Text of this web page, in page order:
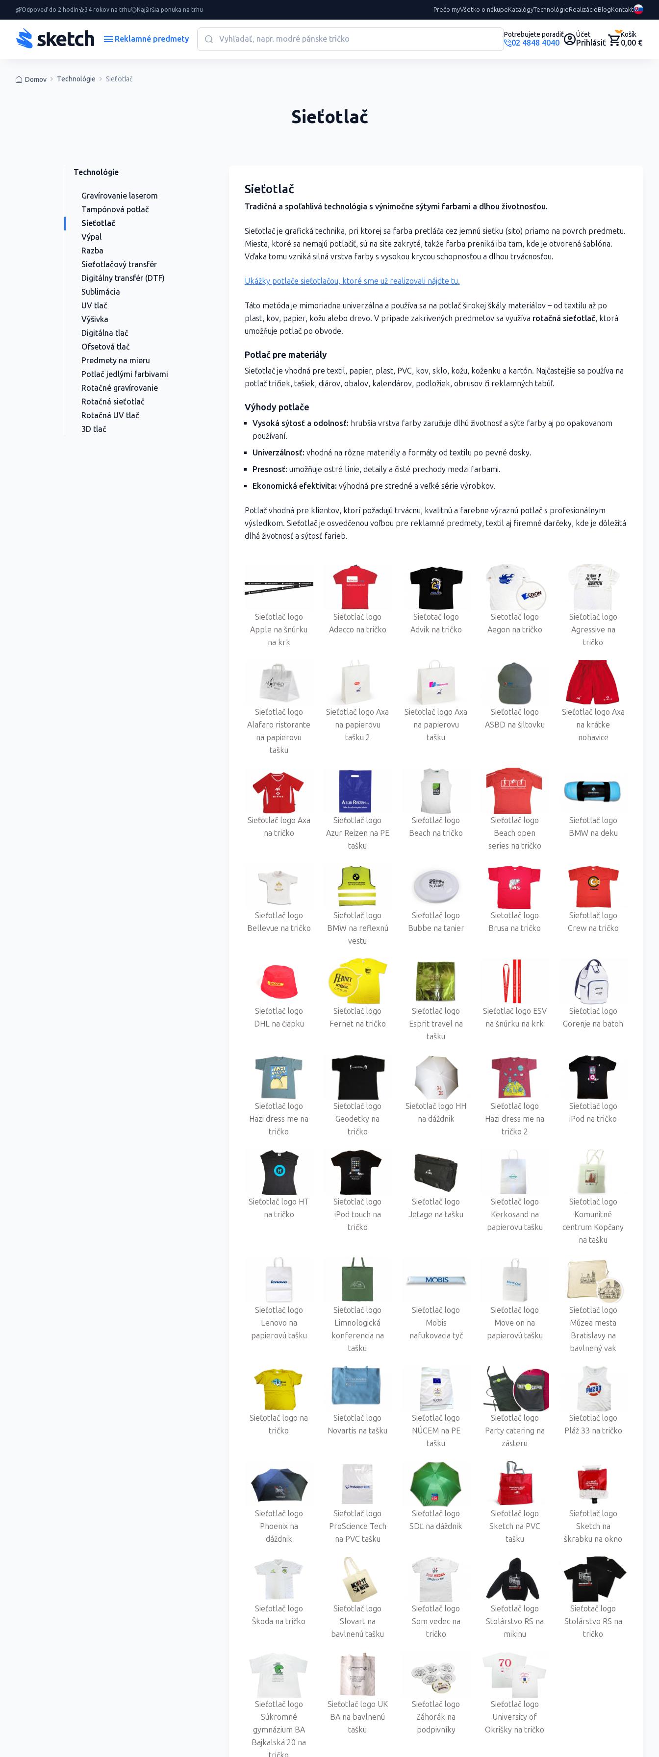
Odpoveď do 2 hodín 34 rokov na trhu Najširšia ponuka na trhu Prečo myVšetko o nákupeKatalógyTechnológieRealizácieBlogKontakt
Reklamné predmety Potrebujete poradiť
02 4848 4040
Účet
Prihlásiť
0
Košík
0,00 €
Domov Technológie Sieťotlač
Sieťotlač
Technológie
Gravírovanie laserom
Tampónová potlač
Sieťotlač
Výpal
Razba
Sieťotlačový transfér
Digitálny transfér (DTF)
Sublimácia
UV tlač
Výšivka
Digitálna tlač
Ofsetová tlač
Predmety na mieru
Potlač jedlými farbivami
Rotačné gravírovanie
Rotačná sieťotlač
Rotačná UV tlač
3D tlač
Sieťotlač
Tradičná a spoľahlivá technológia s výnimočne sýtymi farbami a dlhou životnosťou.
Sieťotlač je grafická technika, pri ktorej sa farba pretláča cez jemnú sieťku (sito) priamo na povrch predmetu.
Miesta, ktoré sa nemajú potlačiť, sú na site zakryté, takže farba preniká iba tam, kde je otvorená šablóna.
Vďaka tomu vzniká silná vrstva farby s vysokou krycou schopnosťou a dlhou trvácnosťou.
Ukážky potlače sieťotlačou, ktoré sme už realizovali nájdte tu.
Táto metóda je mimoriadne univerzálna a používa sa na potlač širokej škály materiálov – od textilu až po
plast, kov, papier, kožu alebo drevo. V prípade zakrivených predmetov sa využíva rotačná sieťotlač, ktorá
umožňuje potlač po obvode.
Potlač pre materiály
Sieťotlač je vhodná pre textil, papier, plast, PVC, kov, sklo, kožu, koženku a kartón. Najčastejšie sa používa na
potlač tričiek, tašiek, diárov, obalov, kalendárov, podložiek, obrusov či reklamných tabúľ.
Výhody potlače
Vysoká sýtosť a odolnosť: hrubšia vrstva farby zaručuje dlhú životnosť a sýte farby aj po opakovanom
používaní.
Univerzálnosť: vhodná na rôzne materiály a formáty od textilu po pevné dosky.
Presnosť: umožňuje ostré línie, detaily a čisté prechody medzi farbami.
Ekonomická efektivita: výhodná pre stredné a veľké série výrobkov.
Potlač vhodná pre klientov, ktorí požadujú trvácnu, kvalitnú a farebne výraznú potlač s profesionálnym
výsledkom. Sieťotlač je osvedčenou voľbou pre reklamné predmety, textil aj firemné darčeky, kde je dôležitá
dlhá životnosť a sýtosť farieb.
Sieťotlač logo
Apple na šnúrku
na krk
Sieťotlač logo
Adecco na tričko
Sieťotač logo
Advik na tričko
Sietotlač logo
Aegon na tričko
Sieťotlač logo
Agressive na
tričko
Sieťotlač logo
Alafaro ristorante
na papierovu
tašku
Sieťotlač logo Axa
na papierovu
tašku 2
Sieťotlač logo Axa
na papierovu
tašku
Sieťotlač logo
ASBD na šiltovku
Sieťotlač logo Axa
na krátke
nohavice
Sieťotlač logo Axa
na tričko
Sieťotlač logo
Azur Reizen na PE
tašku
Sieťotlač logo
Beach na tričko
Sieťotlač logo
Beach open
series na tričko
Sieťotlač logo
BMW na deku
Sieťotlač logo
Bellevue na tričko
Sieťotlač logo
BMW na reflexnú
vestu
Sieťotlač logo
Bubbe na tanier
Sietotlač logo
Brusa na tričko
Sieťotlač logo
Crew na tričko
Sieťotlač logo
DHL na čiapku
Sieťotlač logo
Fernet na tričko
Sieťotlač logo
Esprit travel na
tašku
Sieťotlač logo ESV
na šnúrku na krk
Sieťotlač logo
Gorenje na batoh
Sieťotlač logo
Hazi dress me na
tričko
Sieťotlač logo
Geodetky na
tričko
Sieťotlač logo HH
na dáždnik
Sieťotlač logo
Hazi dress me na
tričko 2
Sieťotlač logo
iPod na tričko
Sieťotlač logo HT
na tričko
Sieťotlač logo
iPod touch na
tričko
Sieťotlač logo
Jetage na tašku
Sieťotlač logo
Kerkosand na
papierovu tašku
Sieťotlač logo
Komunitné
centrum Kopčany
na tašku
Sieťotlač logo
Lenovo na
papierovú tašku
Sieťotlač logo
Limnologická
konferencia na
tašku
Sieťotlač logo
Mobis
nafukovacia tyč
Sieťotlač logo
Move on na
papierovú tašku
Sieťotlač logo
Múzea mesta
Bratislavy na
bavlnený vak
Sieťotlač logo na
tričko
Sieťotlač logo
Novartis na tašku
Sieťotlač logo
NÚCEM na PE
tašku
Sieťotlač logo
Party catering na
zásteru
Sieťotlač logo
Pláž 33 na tričko
Sieťotlač logo
Phoenix na
dáždnik
Sieťotlač logo
ProScience Tech
na PVC tašku
Sieťotlač logo
SDĽ na dáždnik
Sieťotlač logo
Sketch na PVC
tašku
Sieťotlač logo
Sketch na
škrabku na okno
Sieťotlač logo
Škoda na tričko
Sieťotlač logo
Slovart na
bavlnenú tašku
Sieťotlač logo
Som vedec na
tričko
Sieťotlač logo
Stolárstvo RS na
mikinu
Sieťotač logo
Stolárstvo RS na
tričko
Sieťotlač logo
Súkromné
gymnázium BA
Bajkalská 20 na
Sieťotlač logo UK
BA na bavlnenú
tašku
Sieťotlač logo
Záhorák na
podpivníky
Sieťotlač logo
University of
Okrišky na tričko